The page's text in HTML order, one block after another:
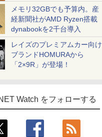
メモリ32GBでも予算内。産
経新聞社がAMD Ryzen搭載
dynabookを2千台導入
レイズのプレミアムカー向け
ブランドHOMURAから
「2×9R」が登場！
Watch をフォローする